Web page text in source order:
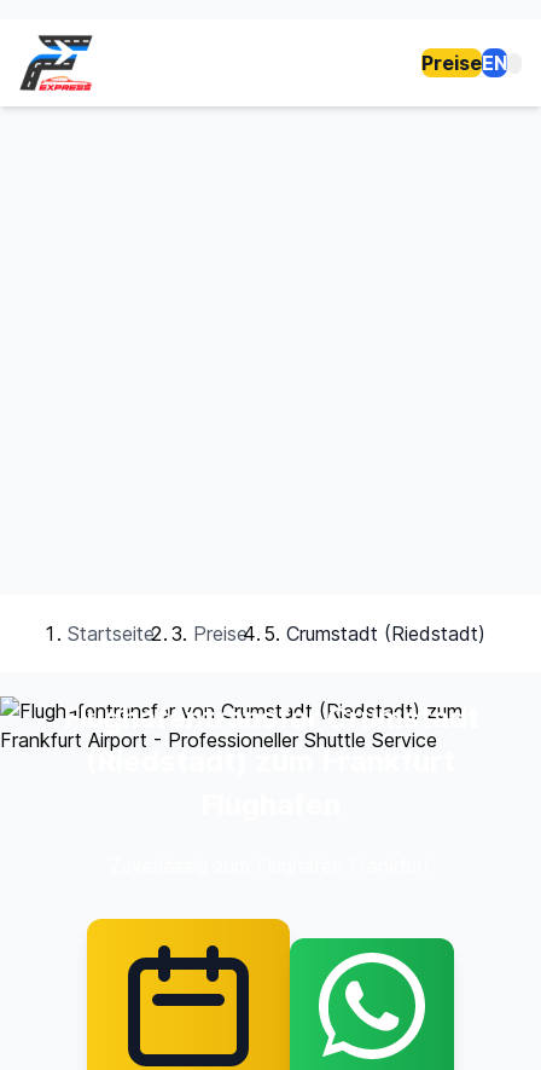
PreiseEN
Startseite Preise Crumstadt (Riedstadt)
Flughafentransfer Crumstadt
(Riedstadt) zum Frankfurt